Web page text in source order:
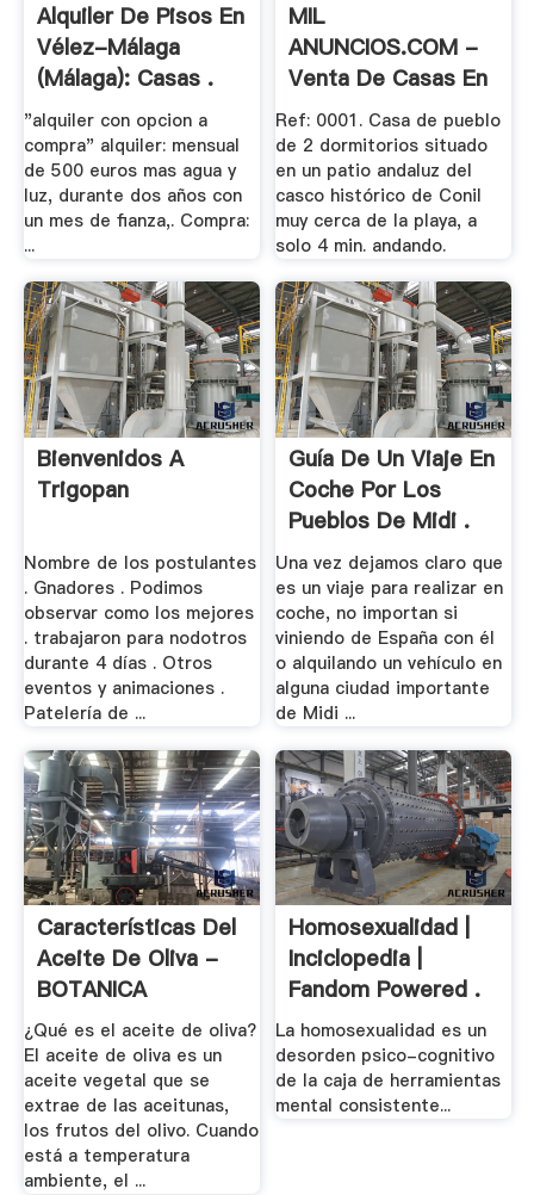
Alquiler De Pisos En
Vélez-Málaga
(málaga): Casas .
"alquiler con opcion a
compra" alquiler: mensual
de 500 euros mas agua y
luz, durante dos años con
un mes de fianza,. Compra:
...
MIL
ANUNCIOS.COM -
Venta De Casas En
Conil De .
Ref: 0001. Casa de pueblo
de 2 dormitorios situado
en un patio andaluz del
casco histórico de Conil
muy cerca de la playa, a
solo 4 min. andando.
Bienvenidos A
Trigopan
Nombre de los postulantes
. Gnadores . Podimos
observar como los mejores
. trabajaron para nodotros
durante 4 días . Otros
eventos y animaciones .
Patelería de ...
Guía De Un Viaje En
Coche Por Los
Pueblos De Midi .
Una vez dejamos claro que
es un viaje para realizar en
coche, no importan si
viniendo de España con él
o alquilando un vehículo en
alguna ciudad importante
de Midi ...
Características Del
Aceite De Oliva -
BOTANICA
¿Qué es el aceite de oliva?
El aceite de oliva es un
aceite vegetal que se
extrae de las aceitunas,
los frutos del olivo. Cuando
está a temperatura
ambiente, el ...
Homosexualidad |
Inciclopedia |
Fandom Powered .
La homosexualidad es un
desorden psico-cognitivo
de la caja de herramientas
mental consistente...